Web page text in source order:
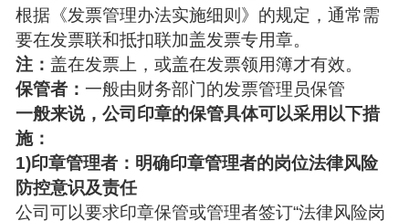
根据《发票管理办法实施细则》的规定，通常需
要在发票联和抵扣联加盖发票专用章。
注： 盖在发票上，或盖在发票领用簿才有效。
保管者： 一般由财务部门的发票管理员保管
一般来说，公司印章的保管具体可以采用以下措
施：
1)印章管理者：明确印章管理者的岗位法律风险
防控意识及责任
公司可以要求印章保管或管理者签订“法律风险岗